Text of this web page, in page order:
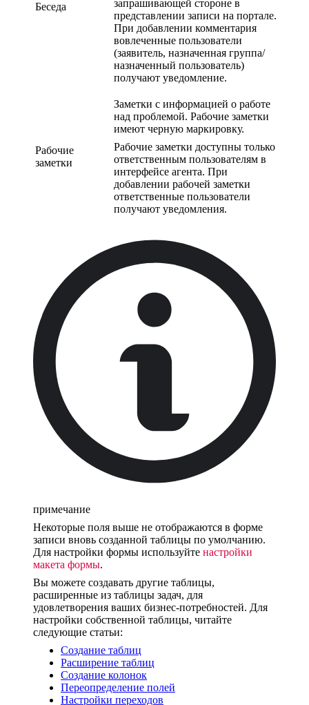
Беседа
запрашивающей стороне в
представлении записи на портале.
При добавлении комментария
вовлеченные пользователи
(заявитель, назначенная группа/
назначенный пользователь)
получают уведомление.
Рабочие
заметки
Заметки с информацией о работе
над проблемой. Рабочие заметки
имеют черную маркировку.
Рабочие заметки доступны только
ответственным пользователям в
интерфейсе агента. При
добавлении рабочей заметки
ответственные пользователи
получают уведомления.
примечание
Некоторые поля выше не отображаются в форме
записи вновь созданной таблицы по умолчанию.
Для настройки формы используйте настройки
макета формы.
Вы можете создавать другие таблицы,
расширенные из таблицы задач, для
удовлетворения ваших бизнес-потребностей. Для
настройки собственной таблицы, читайте
следующие статьи:
Создание таблиц
Расширение таблиц
Создание колонок
Переопределение полей
Настройки переходов